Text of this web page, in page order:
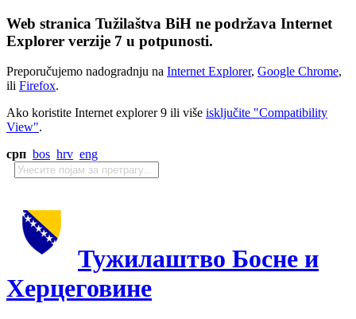
Web stranica Tužilaštva BiH ne podržava Internet
Explorer verzije 7 u potpunosti.
Preporučujemo nadogradnju na Internet Explorer, Google Chrome,
ili Firefox.
Ako koristite Internet explorer 9 ili više isključite "Compatibility
View".
срп bos hrv eng
Тужилаштво Босне и
Херцеговине